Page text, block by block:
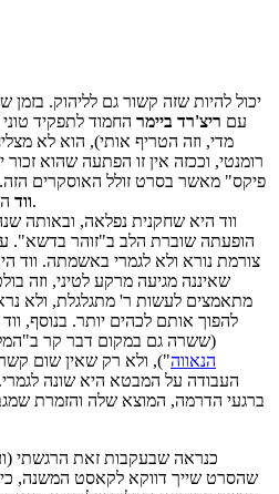
יכול להיות שזה קשור גם לליהוק. בזמן
עם ריצ'רד ביימר החמוד לתפקיד
מדי, וזה הטריף אותי), הוא לא
רומנטי, וככזה אין זו הפתעה שהוא
פיקס" מאשר בסרט זולל האוסקרים
וודהוא בעיה מאוד רצינית של הסרט.
ווד היא שחקנית נפלאה, ובאותה
הופעתה שוברת הלב ב"זוהר בדשא".
צורמת נורא ולא לגמרי באשמתה. ווד
שאיננה מגיעה מרקע לטיני, וזה
מתאמצים לעשות ר' מתגלגלת, ולא
להפוך אותם לכהים יותר. בנוסף,
(ששרה גם במקום דבר קר
הנאווה"), ולא רק שאין שום קשר
העבודה על המבטא היא שונה
ברגעי הדרמה, המוצא שלה והזמרת
כנראה שבעקבות זאת הרגשתי
שהסרט שייך דווקא לקאסט המשנה, כי